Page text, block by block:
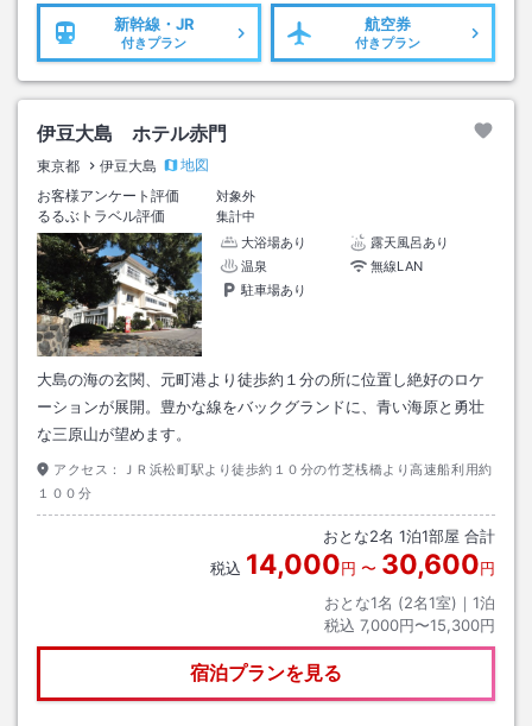
新幹線・JR
付きプラン
航空券
付きプラン
伊豆大島 ホテル赤門
東京都 伊豆大島
地図
お客様アンケート評価
対象外
るるぶトラベル評価
集計中
大浴場あり
露天風呂あり
温泉
無線LAN
駐車場あり
大島の海の玄関、元町港より徒歩約１分の所に位置し絶好のロケ
ーションが展開。豊かな線をバックグランドに、青い海原と勇壮
な三原山が望めます。
アクセス：
ＪＲ浜松町駅より徒歩約１０分の竹芝桟橋より高速船利用約
１００分
おとな2名 1泊1部屋 合計
税込 14,000円 〜 30,600円
おとな1名 (2名1室)｜ 1泊
税込 7,000円〜15,300円
宿泊プランを見る